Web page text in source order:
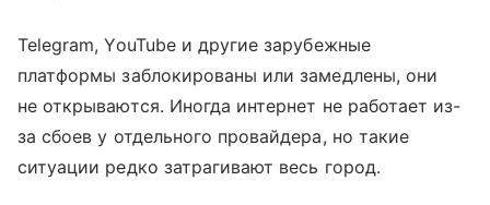
Telegram, YouTube и другие зарубежные
платформы заблокированы или замедлены, они
не открываются. Иногда интернет не работает из-
за сбоев у отдельного провайдера, но такие
ситуации редко затрагивают весь город.